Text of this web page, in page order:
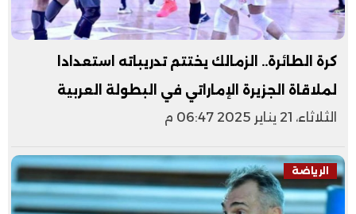
كرة الطائرة.. الزمالك يختتم تدريباته استعدادا
لملاقاة الجزيرة الإماراتي في البطولة العربية
الثلاثاء، 21 يناير 2025 06:47 م
الرياضة